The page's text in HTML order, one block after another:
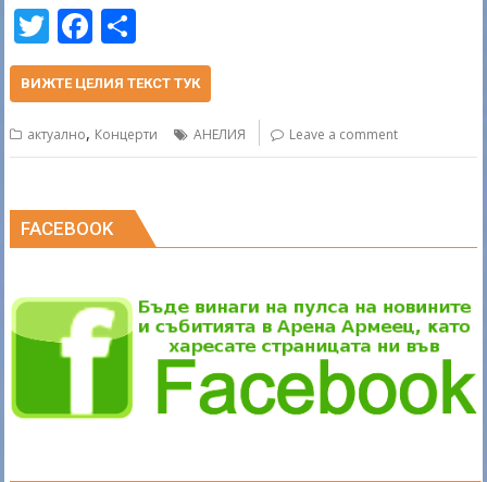
T
w
itt
er
F
ac
e
b
o
o
k
h
ar
e
ВИЖТЕ ЦЕЛИЯ ТЕКСТ ТУК
актуално, Концерти АНЕЛИЯ Leave a comment
FACEBOOK